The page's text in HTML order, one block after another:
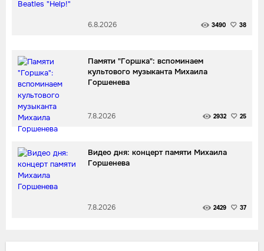
6.8.2026 3490 38
Памяти "Горшка": вспоминаем
культового музыканта Михаила
Горшенева
7.8.2026 2932 25
Видео дня: концерт памяти Михаила
Горшенева
7.8.2026 2429 37